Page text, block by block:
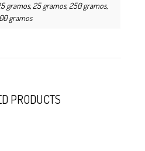
gramos, 25 gramos, 250 gramos,
gramos
PRODUCTS